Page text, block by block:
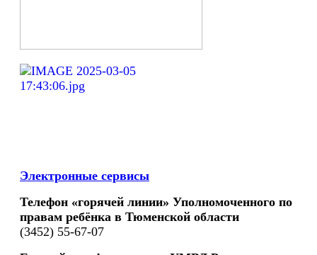
Электронные сервисы
Телефон «горячей линии» Уполномоченного по
правам ребёнка в Тюменской области
(3452) 55-67-07